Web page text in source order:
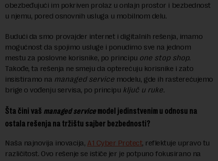
obezbeđujući im pokriven prolaz u onlajn prostor i bezbednost
u njemu, pored osnovnih usluga u mobilnom delu.
Budući da smo provajder internet i digitalnih rešenja, imamo
mogućnost da spojimo usluge i ponudimo sve na jednom
mestu za poslovne korisnike, po principu one stop shop.
Takođe, ta rešenja ne smeju da opterećuju korisnike i zato
insistiramo na managed service modelu, gde ih rasterećujemo
brige o vođenju servisa, po principu ključ u ruke.
Šta čini vaš managed servicemodel jedinstvenim u odnosu na
ostala rešenja na tržištu sajber bezbednosti?
Naša najnovija inovacija, A1 Cyber Protect, reflektuje upravo tu
različitost. Ovo rešenje se ističe jer je potpuno fokusirano na